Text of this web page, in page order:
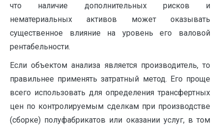
что наличие дополнительных рисков и
нематериальных активов может оказывать
существенное влияние на уровень его валовой
рентабельности.
Если объектом анализа является производитель, то
правильнее применять затратный метод. Его проще
всего использовать для определения трансфертных
цен по контролируемым сделкам при производстве
(сборке) полуфабрикатов или оказании услуг, в том